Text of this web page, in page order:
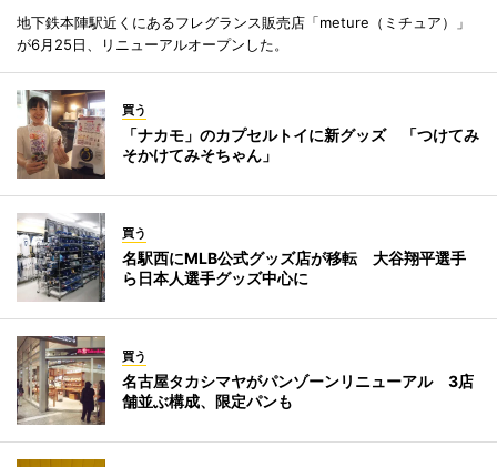
地下鉄本陣駅近くにあるフレグランス販売店「meture（ミチュア）」
が6月25日、リニューアルオープンした。
買う
「ナカモ」のカプセルトイに新グッズ 「つけてみ
そかけてみそちゃん」
買う
名駅西にMLB公式グッズ店が移転 大谷翔平選手
ら日本人選手グッズ中心に
買う
名古屋タカシマヤがパンゾーンリニューアル 3店
舗並ぶ構成、限定パンも